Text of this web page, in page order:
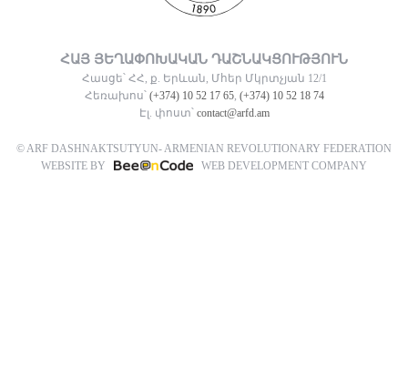
ՀԱՅ ՅԵՂԱՓՈԽԱԿԱՆ ԴԱՇՆԱԿՑՈՒԹՅՈՒՆ
Հասցե՝ ՀՀ, ք. Երևան, Մհեր Մկրտչյան 12/1
Հեռախոս՝ (+374) 10 52 17 65, (+374) 10 52 18 74
Էլ. փոստ՝ contact@arfd.am
© ARF DASHNAKTSUTYUN- ARMENIAN REVOLUTIONARY FEDERATION
WEBSITE BY
WEB DEVELOPMENT COMPANY